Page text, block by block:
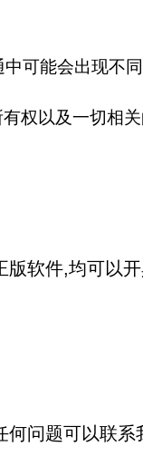
可能会出现不
权以及一切相
版软件,均可以
问题可以联系